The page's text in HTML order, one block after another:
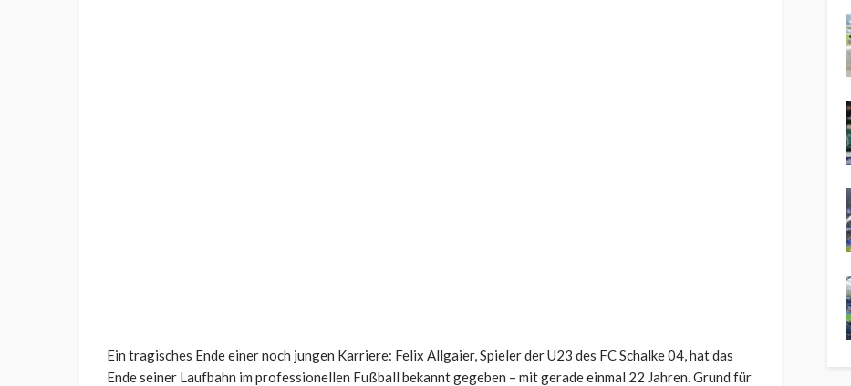
Ein tragisches Ende einer noch jungen Karriere: Felix Allgaier, Spieler der U23 des FC Schalke 04, hat das
Ende seiner Laufbahn im professionellen Fußball bekannt gegeben – mit gerade einmal 22 Jahren. Grund für